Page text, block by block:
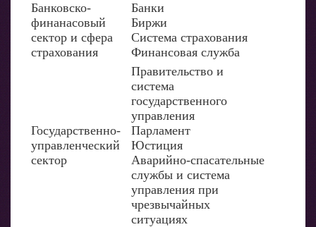
Банковско-
финанасовый
сектор и сфера
страхования
Банки
Биржи
Система страхования
Финансовая служба
Государственно-
управленческий
сектор
Правительство и
система
государственного
управления
Парламент
Юстиция
Аварийно-спасательные
службы и система
управления при
чрезвычайных
ситуациях